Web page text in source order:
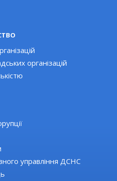
організацій
управління ДСНС